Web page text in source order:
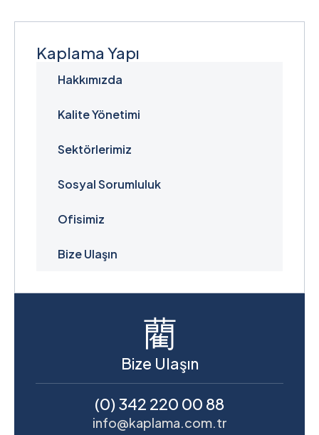
Kaplama Yapı
Hakkımızda
Kalite Yönetimi
Sektörlerimiz
Sosyal Sorumluluk
Ofisimiz
Bize Ulaşın
Bize Ulaşın
(0) 342 220 00 88
info@kaplama.com.tr